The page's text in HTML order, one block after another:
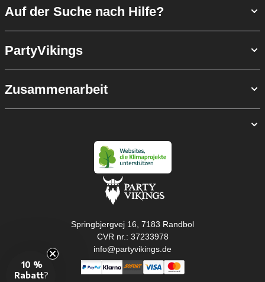
Auf der Suche nach Hilfe?
PartyVikings
Zusammenarbeit
Springbjergvej 16, 7183 Randbol
CVR nr.: 37233978
info@partyvikings.de
10 %
Rabatt?